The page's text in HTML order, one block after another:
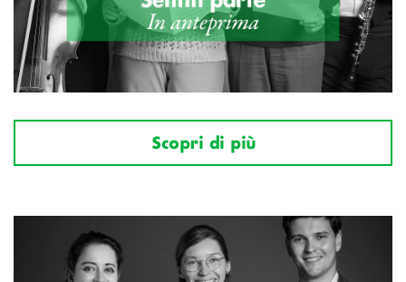
Scopri di più